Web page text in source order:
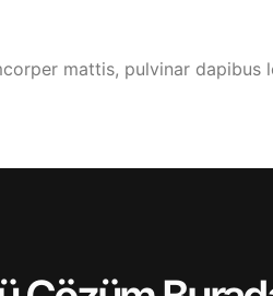
mattis, pulvinar dapibus